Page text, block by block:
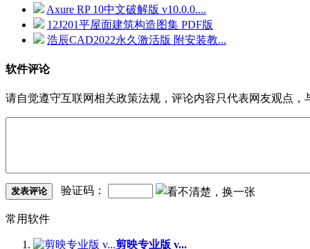
Axure RP 10中文破解版 v10.0.0....
12J201平屋面建筑构造图集 PDF版
浩辰CAD2022永久激活版 附安装教...
软件评论
请自觉遵守互联网相关政策法规，评论内容只代表网友观点，
发表评论 验证码：
常用软件
剪映专业版 v...